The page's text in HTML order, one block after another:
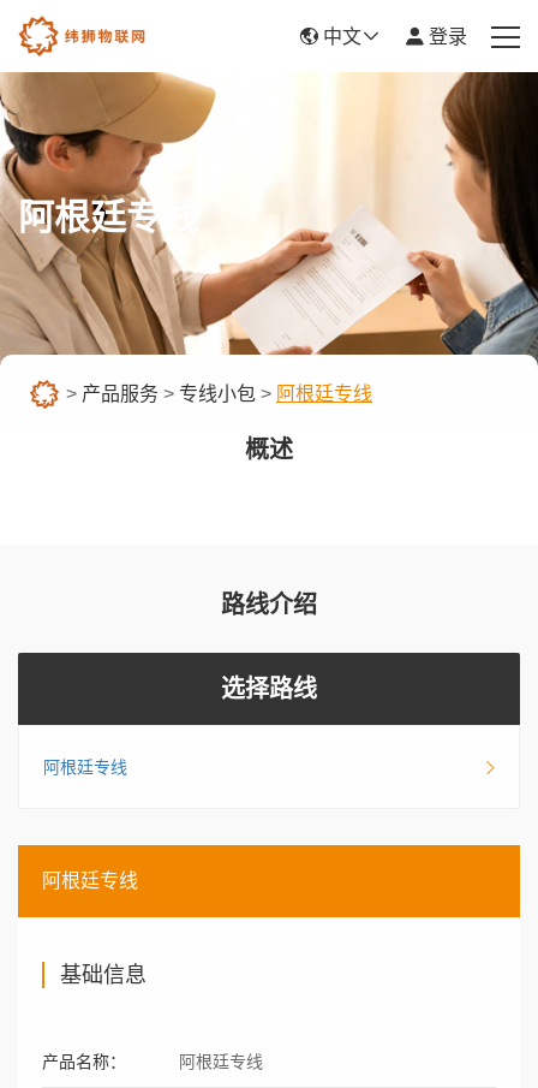
产品服务
新闻资讯
关于我们
帮助中心
平台入驻
中文 登录
阿根廷专线
> 产品服务 > 专线小包 > 阿根廷专线
概述
路线介绍
选择路线
阿根廷专线
阿根廷专线
基础信息
产品名称： 阿根廷专线